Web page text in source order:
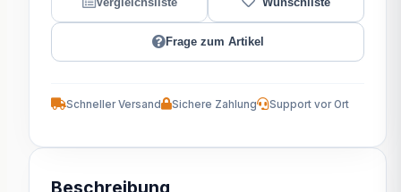
Frage zum Artikel
Schneller Versand Sichere Zahlung Support vor Ort
Beschreibung